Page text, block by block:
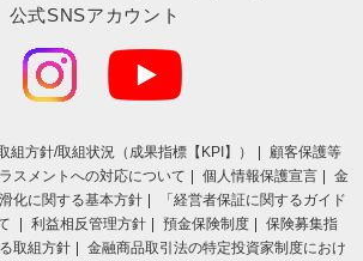
公式SNSアカウント
組⽅針/取組状況（成果指標【KPI】）
顧客保護等
スメントへの対応について 個人情報保護宣言
金
化に関する基本方針
「経営者保証に関するガイド
利益相反管理方針 預金保険制度
保険募集指
取組方針 金融商品取引法の特定投資家制度におけ